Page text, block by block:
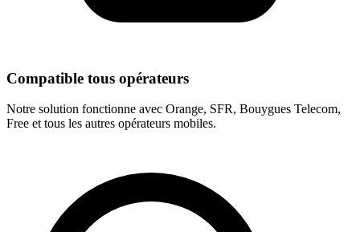
Compatible tous opérateurs
Notre solution fonctionne avec Orange, SFR, Bouygues Telecom,
Free et tous les autres opérateurs mobiles.